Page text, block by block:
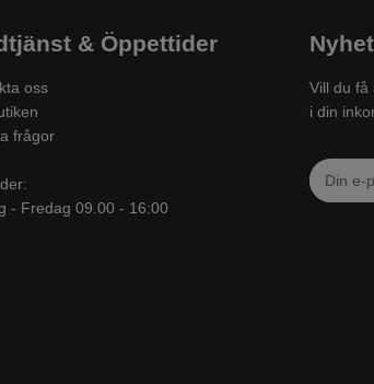
& Öppettider
oss
frågor
- Fredag 09.00 - 16:00
Vill du få
i din